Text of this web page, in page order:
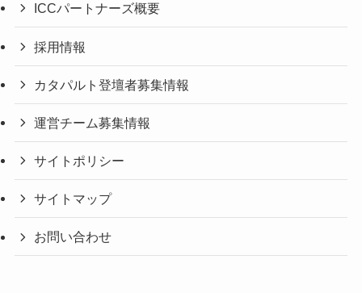
ICCパートナーズ概要
採用情報
カタパルト登壇者募集情報
運営チーム募集情報
サイトポリシー
サイトマップ
お問い合わせ